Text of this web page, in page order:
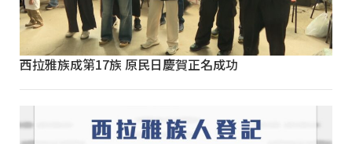
西拉雅族成第17族 原民日慶賀正名成功